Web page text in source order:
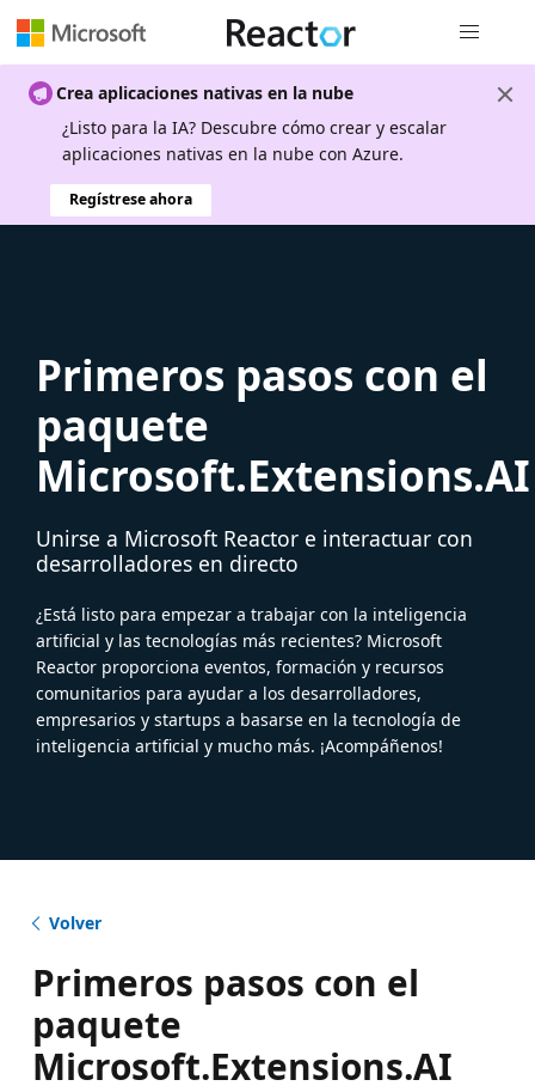
Crea aplicaciones nativas en la nube
¿Listo para la IA? Descubre cómo crear y escalar
aplicaciones nativas en la nube con Azure.
Regístrese ahora
Primeros pasos con el
paquete
Microsoft.Extensions.AI
Unirse a Microsoft Reactor e interactuar con
desarrolladores en directo
¿Está listo para empezar a trabajar con la inteligencia
artificial y las tecnologías más recientes? Microsoft
Reactor proporciona eventos, formación y recursos
comunitarios para ayudar a los desarrolladores,
empresarios y startups a basarse en la tecnología de
inteligencia artificial y mucho más. ¡Acompáñenos!
Volver
Primeros pasos con el
paquete
Microsoft.Extensions.AI